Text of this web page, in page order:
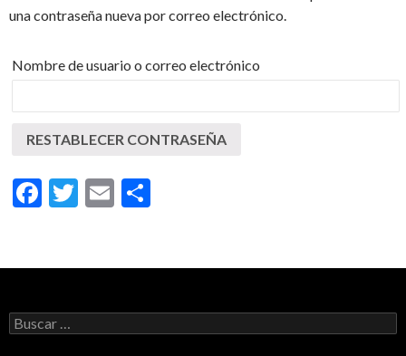
una contraseña nueva por correo electrónico.
Nombre de usuario o correo electrónico
RESTABLECER CONTRASEÑA
F
b
o
o
T
er
E
l
p
ar
ti
Buscar: